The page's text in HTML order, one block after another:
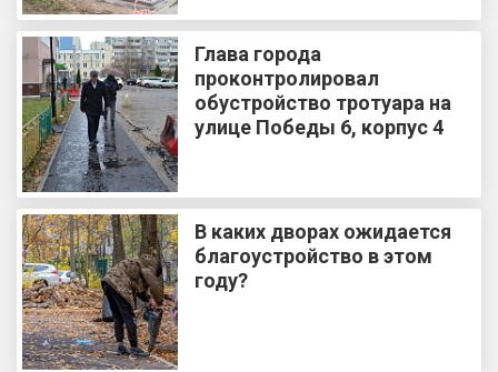
Глава города
проконтролировал
обустройство тротуара на
улице Победы 6, корпус 4
В каких дворах ожидается
благоустройство в этом
году?